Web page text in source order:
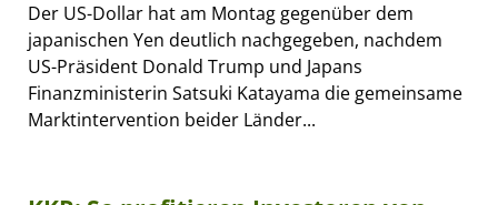
Der US-Dollar hat am Montag gegenüber dem
japanischen Yen deutlich nachgegeben, nachdem
US-Präsident Donald Trump und Japans
Finanzministerin Satsuki Katayama die gemeinsame
Marktintervention beider Länder...